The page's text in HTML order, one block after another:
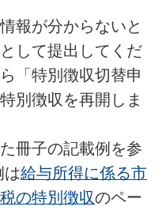
報が分からないと
して提出してくだ
「特別徴収切替申
別徴収を再開しま
冊子の記載例を参
は給与所得に係る市
の特別徴収のペー